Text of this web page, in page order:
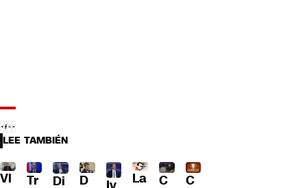
LEE TAMBIÉN
Vl
Tr
Di
D
La
C
C